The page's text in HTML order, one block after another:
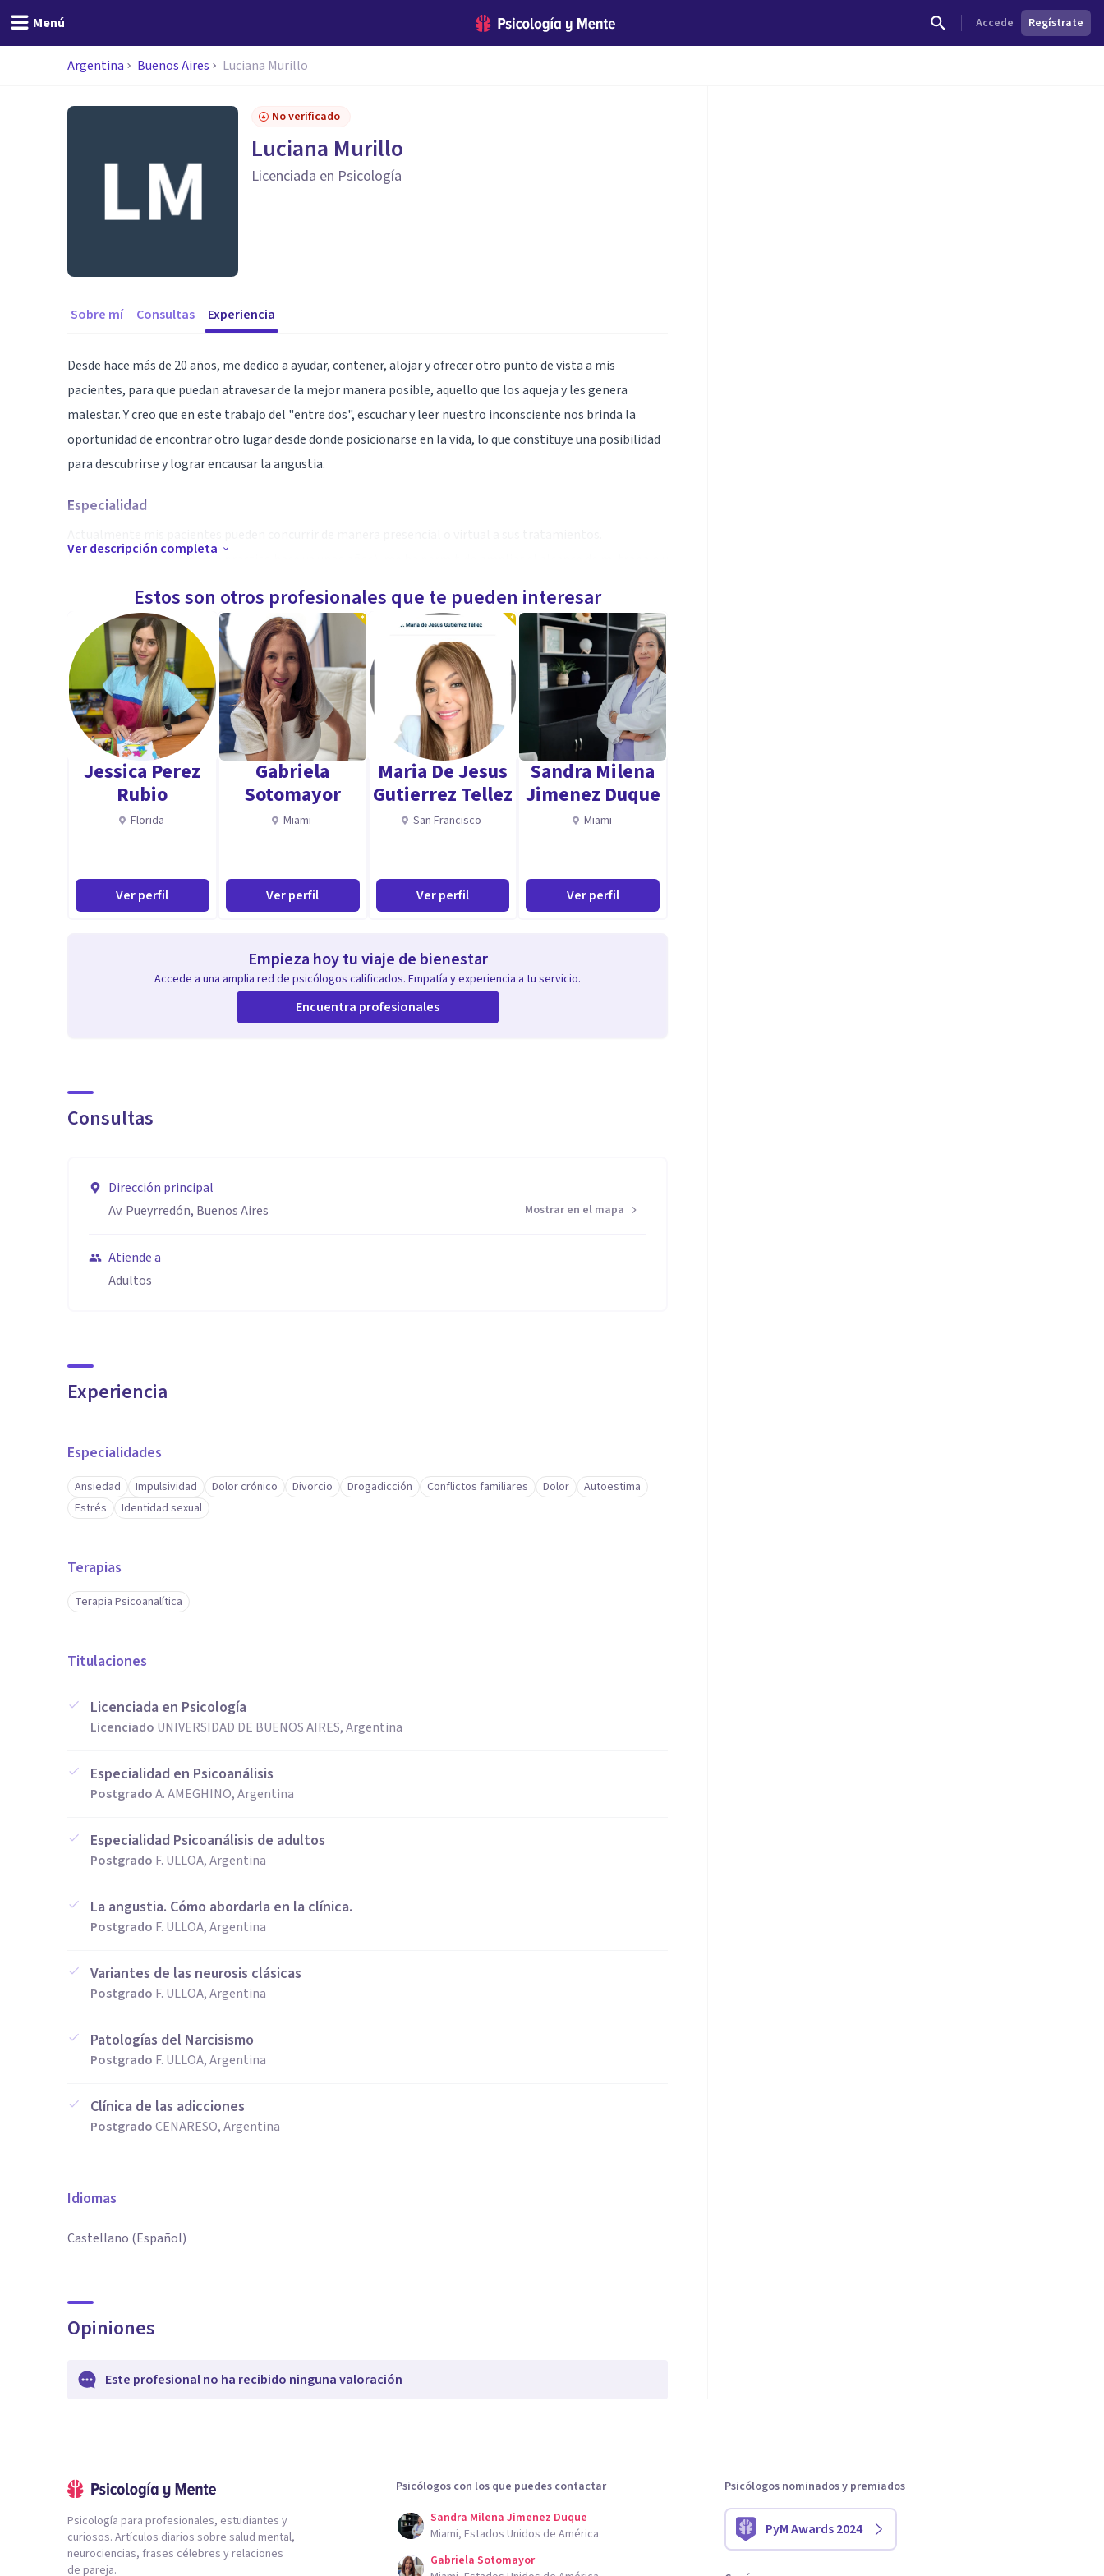
Menú Accede Regístrate
Argentina Buenos Aires Luciana Murillo
No verificado
Luciana Murillo
Licenciada en Psicología
Sobre mí Consultas Experiencia
Desde hace más de 20 años, me dedico a ayudar, contener, alojar y ofrecer otro punto de vista a mis
pacientes, para que puedan atravesar de la mejor manera posible, aquello que los aqueja y les genera
malestar. Y creo que en este trabajo del "entre dos", escuchar y leer nuestro inconsciente nos brinda la
oportunidad de encontrar otro lugar desde donde posicionarse en la vida, lo que constituye una posibilidad
para descubrirse y lograr encausar la angustia.
Especialidad
Esta última modalidad (que practico hace ya unos años), me ha permitido ampliar el alcance de mi trabajo y
Ver descripción completa
Estos son otros profesionales que te pueden interesar
Jessica Perez
Rubio
Florida
Ver perfil
Gabriela
Sotomayor
Miami
Ver perfil
Maria De Jesus
Gutierrez Tellez
San Francisco
Ver perfil
Sandra Milena
Jimenez Duque
Miami
Ver perfil
Empieza hoy tu viaje de bienestar
Accede a una amplia red de psicólogos calificados. Empatía y experiencia a tu servicio.
Encuentra profesionales
Consultas
Dirección principal
Av. Pueyrredón, Buenos Aires
Mostrar en el mapa
Atiende a
Adultos
Experiencia
Especialidades
Ansiedad Impulsividad Dolor crónico Divorcio Drogadicción Conflictos familiares Dolor
Autoestima
Estrés
Identidad sexual
Terapias
Terapia Psicoanalítica
Titulaciones
Licenciada en Psicología
Licenciado UNIVERSIDAD DE BUENOS AIRES, Argentina
Especialidad en Psicoanálisis
PostgradoA. AMEGHINO, Argentina
Especialidad Psicoanálisis de adultos
Postgrado F. ULLOA, Argentina
La angustia. Cómo abordarla en la clínica.
Postgrado F. ULLOA, Argentina
Variantes de las neurosis clásicas
Postgrado F. ULLOA, Argentina
Patologías del Narcisismo
Postgrado F. ULLOA, Argentina
Clínica de las adicciones
PostgradoCENARESO, Argentina
Idiomas
Castellano (Español)
Opiniones
Este profesional no ha recibido ninguna valoración
Psicología para profesionales, estudiantes y
curiosos. Artículos diarios sobre salud mental,
neurociencias, frases célebres y relaciones
de pareja.
Psicólogos con los que puedes contactar
Sandra Milena Jimenez Duque
Miami, Estados Unidos de América
Gabriela Sotomayor
Psicólogos nominados y premiados
PyM Awards 2024